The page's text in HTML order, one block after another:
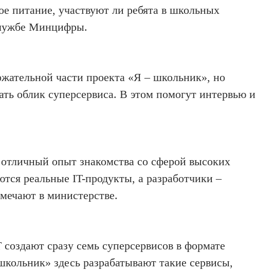
питание, участвуют ли ребята в школьных
Минцифры.
части проекта «Я – школьник», но
облик суперсервиса. В этом помогут интервью и
опыт знакомства со сферой высоких
реальные IT-продукты, а разработчики–
в министерстве.
создают сразу семь суперсервисов в формате
здесь разрабатывают такие сервисы,